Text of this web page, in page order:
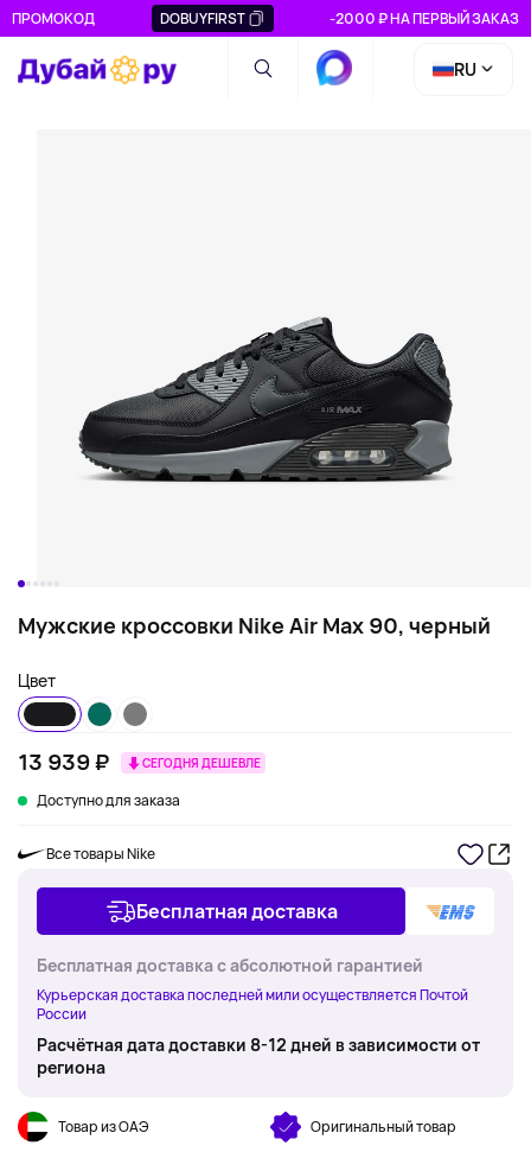
ПРОМОКОД DOBUYFIRST -2000 ₽ НА ПЕРВЫЙ ЗАКАЗ
RU
Мужские кроссовки Nike Air Max 90, черный
Цвет
13 939 ₽ СЕГОДНЯ ДЕШЕВЛЕ
Доступно для заказа
Все товары Nike
Бесплатная доставка
Бесплатная доставка с абсолютной гарантией
Курьерская доставка последней мили осуществляется Почтой
России
Расчётная дата доставки 8-12 дней в зависимости от
региона
Товар из ОАЭ Оригинальный товар